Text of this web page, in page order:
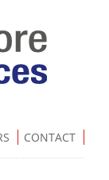
CONTACT